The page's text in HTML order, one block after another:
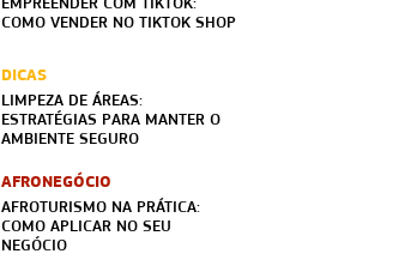
COMO VENDER NO TIKTOK SHOP
DICAS
LIMPEZA DE ÁREAS:
ESTRATÉGIAS PARA MANTER O
AMBIENTE SEGURO
AFRONEGÓCIO
AFROTURISMO NA PRÁTICA:
COMO APLICAR NO SEU
NEGÓCIO